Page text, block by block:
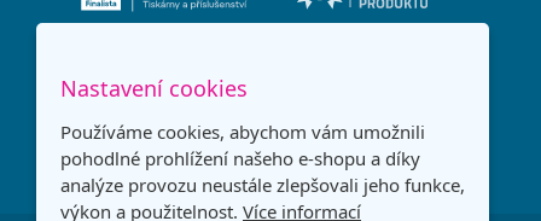
Nastavení cookies
Používáme cookies, abychom vám umožnili
pohodlné prohlížení našeho e-shopu a díky
analýze provozu neustále zlepšovali jeho funkce,
výkon a použitelnost. Více informací